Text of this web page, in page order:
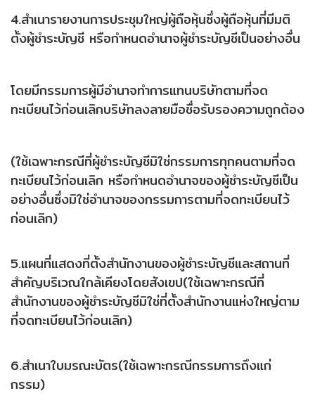
4.สำเนารายงานการประชุมใหญ่ผู้ถือหุ้นซึ่งผู้ถือหุ้นที่มีมติ
ตั้งผู้ชำระบัญชี หรือกำหนดอำนาจผู้ชำระบัญชีเป็นอย่างอื่น
โดยมีกรรมการผู้มีอำนาจทำการแทนบริษัทตามที่จด
ทะเบียนไว้ก่อนเลิกบริษัทลงลายมือชื่อรับรองความถูกต้อง
(ใช้เฉพาะกรณีที่ผู้ชำระบัญชีมิใช่กรรมการทุกคนตามที่จด
ทะเบียนไว้ก่อนเลิก หรือกำหนดอำนาจของผู้ชำระบัญชีเป็น
อย่างอื่นซึ่งมิใช่อำนาจของกรรมการตามที่จดทะเบียนไว้
ก่อนเลิก)
5.แผนที่แสดงที่ตั้งสำนักงานของผู้ชำระบัญชีและสถานที่
สำคัญบริเวณใกล้เคียงโดยสังเขป(ใช้เฉพาะกรณีที่
สำนักงานของผู้ชำระบัญชีมิใช่ที่ตั้งสำนักงานแห่งใหญ่ตาม
ที่จดทะเบียนไว้ก่อนเลิก)
6.สำเนาใบมรณะบัตร(ใช้เฉพาะกรณีกรรมการถึงแก่
กรรม)